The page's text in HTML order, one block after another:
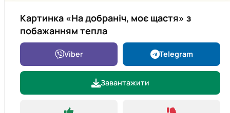
Картинка «На добраніч, моє щастя» з
побажанням тепла
Viber Telegram
Завантажити